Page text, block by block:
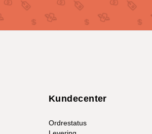
Kundecenter
Ordrestatus